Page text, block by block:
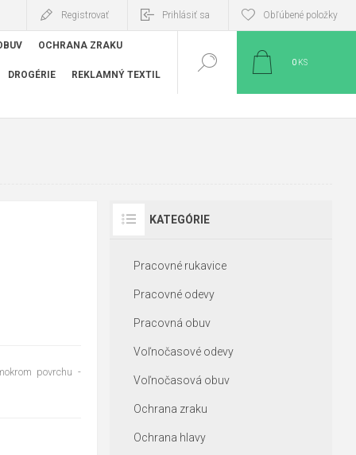
Registrovať Prihlásiť sa Obľúbené položky
OCHRANA ZRAKU
DROGÉRIE REKLAMNÝ TEXTIL
0 KS
povrchu -
KATEGÓRIE
Pracovné rukavice
Pracovné odevy
Pracovná obuv
Voľnočasové odevy
Voľnočasová obuv
Ochrana zraku
Ochrana hlavy